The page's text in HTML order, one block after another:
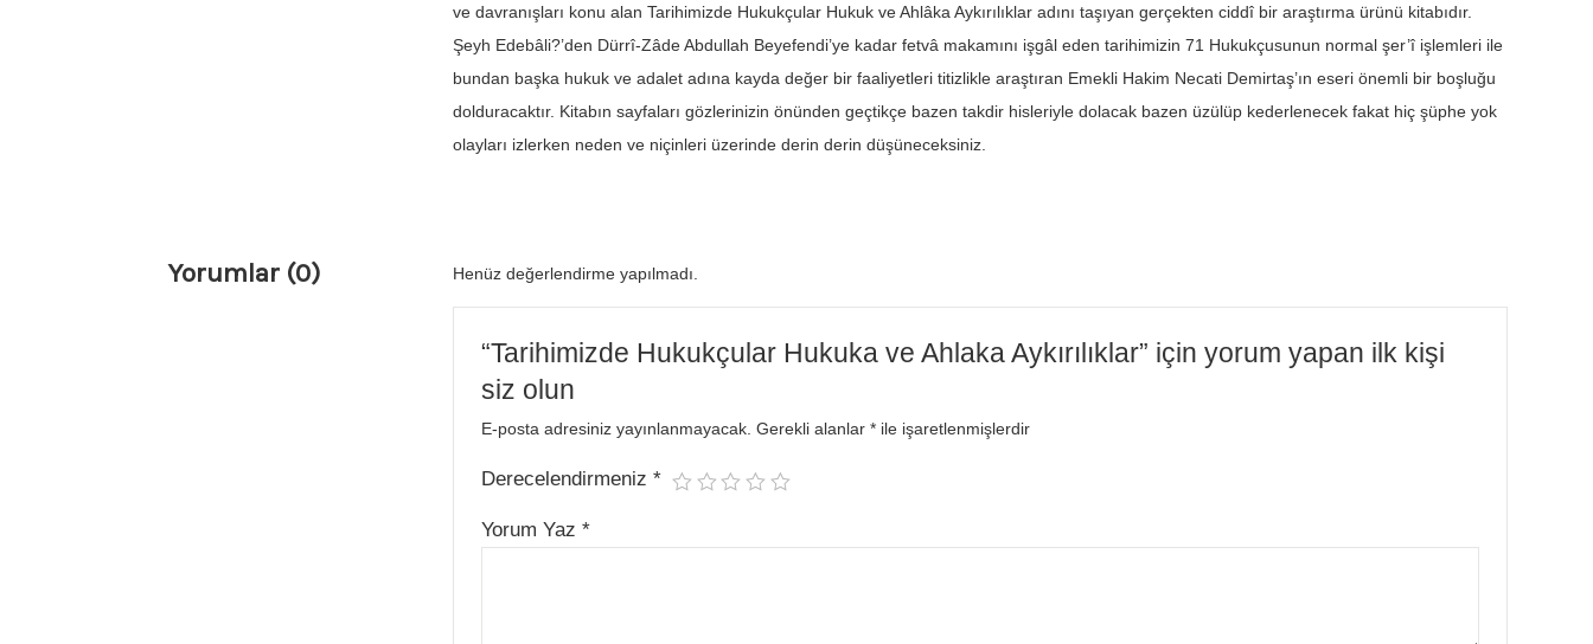
ve davranışları konu alan Tarihimizde Hukukçular Hukuk ve Ahlâka Aykırılıklar adını taşıyan gerçekten ciddî bir araştırma ürünü kitabıdır.
Şeyh Edebâli?’den Dürrî-Zâde Abdullah Beyefendi’ye kadar fetvâ makamını işgâl eden tarihimizin 71 Hukukçusunun normal şer’î işlemleri ile
bundan başka hukuk ve adalet adına kayda değer bir faaliyetleri titizlikle araştıran Emekli Hakim Necati Demirtaş’ın eseri önemli bir boşluğu
dolduracaktır. Kitabın sayfaları gözlerinizin önünden geçtikçe bazen takdir hisleriyle dolacak bazen üzülüp kederlenecek fakat hiç şüphe yok
olayları izlerken neden ve niçinleri üzerinde derin derin düşüneceksiniz.
Yorumlar (0) Henüz değerlendirme yapılmadı.
“Tarihimizde Hukukçular Hukuka ve Ahlaka Aykırılıklar” için yorum yapan ilk kişi
siz olun
E-posta adresiniz yayınlanmayacak. Gerekli alanlar* ile işaretlenmişlerdir
Derecelendirmeniz*
Yorum Yaz*